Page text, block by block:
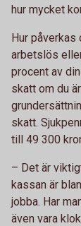
hur mycket
Hur
arbetslös
procent av
skatt om du
skatt.
till 49 300
– Det är
kassan är
jobba. Har
även vara